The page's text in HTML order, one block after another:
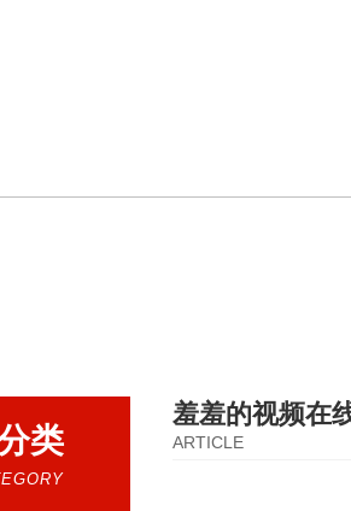
类
羞羞的视频在
ARTICLE